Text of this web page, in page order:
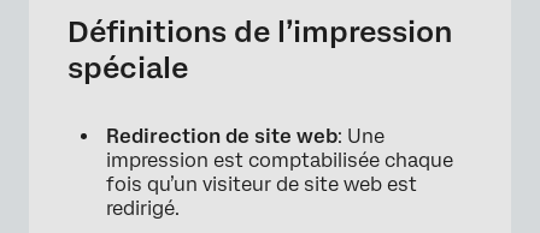
Définitions de l’impression
spéciale
Redirection de site web: Une
impression est comptabilisée chaque
fois qu’un visiteur de site web est
redirigé.